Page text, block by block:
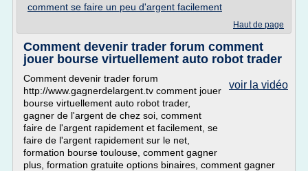
comment se faire un peu d'argent facilement
Haut de page
Comment devenir trader forum comment
jouer bourse virtuellement auto robot trader
voir la vidéo
Comment devenir trader forum
http://www.gagnerdelargent.tv comment jouer
bourse virtuellement auto robot trader,
gagner de l'argent de chez soi, comment
faire de l'argent rapidement et facilement, se
faire de l'argent rapidement sur le net,
formation bourse toulouse, comment gagner
plus, formation gratuite options binaires, comment gagner